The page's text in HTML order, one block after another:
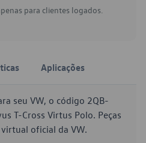
para clientes logados.
Aplicações
seu VW, o código 2QB-
T-Cross Virtus Polo. Peças
oficial da VW.